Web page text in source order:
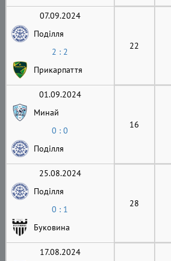
07.09.2024
Поділля
2 : 2
Прикарпаття
22
01.09.2024
Минай
0 : 0
Поділля
16
25.08.2024
Поділля
0 : 1
Буковина
28
17.08.2024